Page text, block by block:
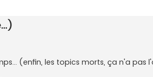
(enfin, les topics morts, ça n'a pas